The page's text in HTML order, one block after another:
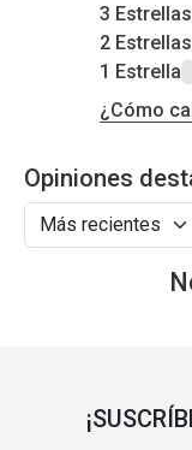
3 Estrellas
2 Estrellas
1 Estrella
¿Cómo
Opiniones